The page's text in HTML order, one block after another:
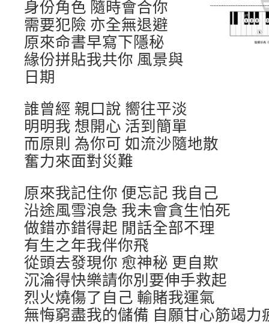
身份角色 隨時會合你
需要犯險 亦全無退避
原來命書早寫下隱秘
緣份拼貼我共你 風景與
日期
誰曾經 親口說 嚮往平淡
明明我 想開心 活到簡單
而原則 為你可 如流沙隨地散
奮力來面對災難
原來我記住你 便忘記 我自己
沿途風雪浪急 我未會貪生怕死
做錯亦錯得起 閒話全部不理
有生之年我伴你飛
從頭去發現你 愈神秘 更自欺
沉淪得快樂請你別要伸手救起
烈火燒傷了自己 輸賭我運氣
無悔窮盡我的儲備 自願甘心筋竭力